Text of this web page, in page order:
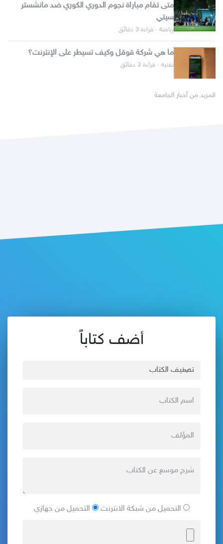
متى تقام مباراة نجوم الدوري الكوري ضد مانشستر
سيتي
رياضة · قراءة 3 دقائق
ما هي شركة قوقل وكيف تسيطر على الإنترنت؟
تقنية · قراءة 3 دقائق
المزيد من أخبار الجامعة
أضف كتاباً
التحميل من شبكة الانترنت التحميل من جهازي